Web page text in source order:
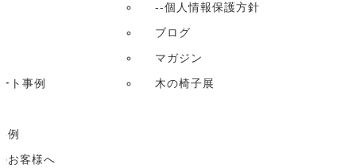
ト事例
--個人情報保護方針
ブログ
マガジン
木の椅子展
例
お客様へ